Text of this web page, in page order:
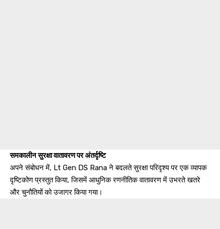
समकालीन सुरक्षा वातावरण पर अंतर्दृष्टि
अपने संबोधन में, Lt Gen DS Rana ने बदलते सुरक्षा परिदृश्य पर एक व्यापक
दृष्टिकोण प्रस्तुत किया, जिसमें आधुनिक रणनीतिक वातावरण में उभरते खतरे
और चुनौतियों को उजागर किया गया।